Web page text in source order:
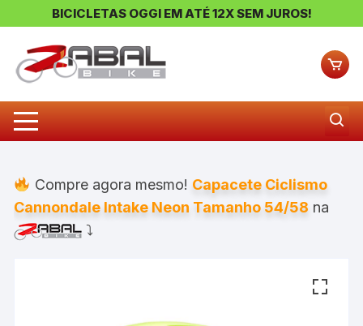
BICICLETAS OGGI EM ATÉ 12X SEM JUROS!
Compre agora mesmo! Capacete Ciclismo
Cannondale Intake Neon Tamanho 54/58 na
⤵